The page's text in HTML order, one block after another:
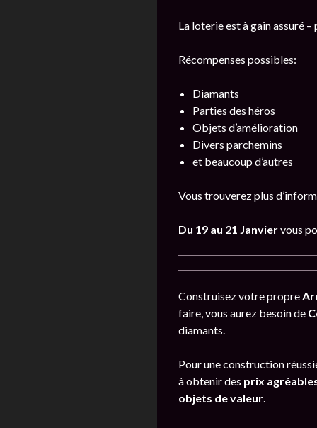
La loterie est à gain assuré
Récompenses possibles:
Diamants
Parties des héros
Objets d’amélioration
Divers parchemins
et beaucoup d’autres
Vous trouverez plus
Du 19 au 21 Janviervous
Construisez votre propre
faire, vous aurez besoin de
diamants.
Pour une construction
à obtenir des prix
objets de valeur.